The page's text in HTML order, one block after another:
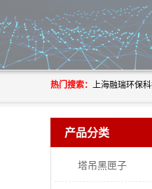
热门搜索：
产品分类
塔吊黑匣子